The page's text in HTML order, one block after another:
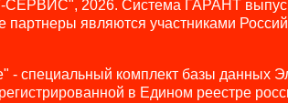
2026. Система ГАРАНТ
партнеры являются участниками
специальный комплект базы данных
в Едином реестре